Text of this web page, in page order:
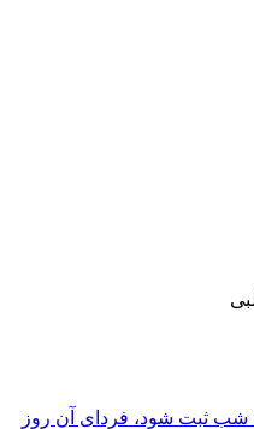
سفارش هایی که تا ساعت 11 شب ثبت شود، فردای آن روز